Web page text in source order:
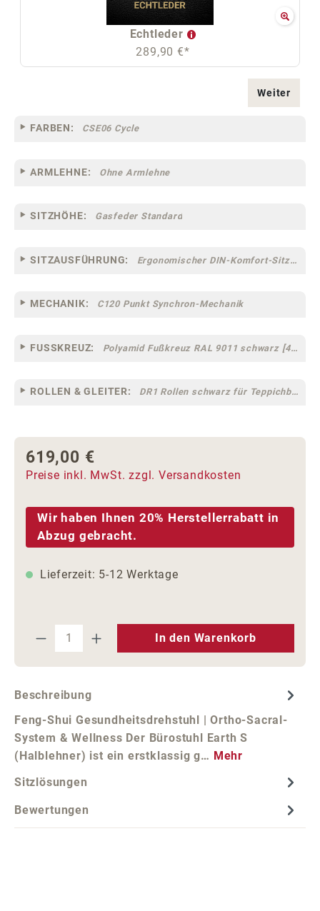
Echtleder
289,90 €*
Weiter
FARBEN: CSE06 Cycle
ARMLEHNE: Ohne Armlehne
SITZHÖHE: Gasfeder Standard
SITZAUSFÜHRUNG: Ergonomischer DIN-Komfort-Sitz [75]
MECHANIK: C120 Punkt Synchron-Mechanik
FUSSKREUZ: Polyamid Fußkreuz RAL 9011 schwarz [44]
ROLLEN & GLEITER: DR1 Rollen schwarz für Teppichböden [10]
Regulärer Preis:
619,00 €
Preise inkl. MwSt. zzgl. Versandkosten
Wir haben Ihnen 20% Herstellerrabatt in
Abzug gebracht.
Lieferzeit: 5-12 Werktage
Produkt Anzahl: Gib den
In den Warenkorb
Beschreibung
Feng-Shui Gesundheitsdrehstuhl | Ortho-Sacral-
System & Wellness Der Bürostuhl Earth S
(Halblehner) ist ein erstklassig g… Mehr
Sitzlösungen
Bewertungen